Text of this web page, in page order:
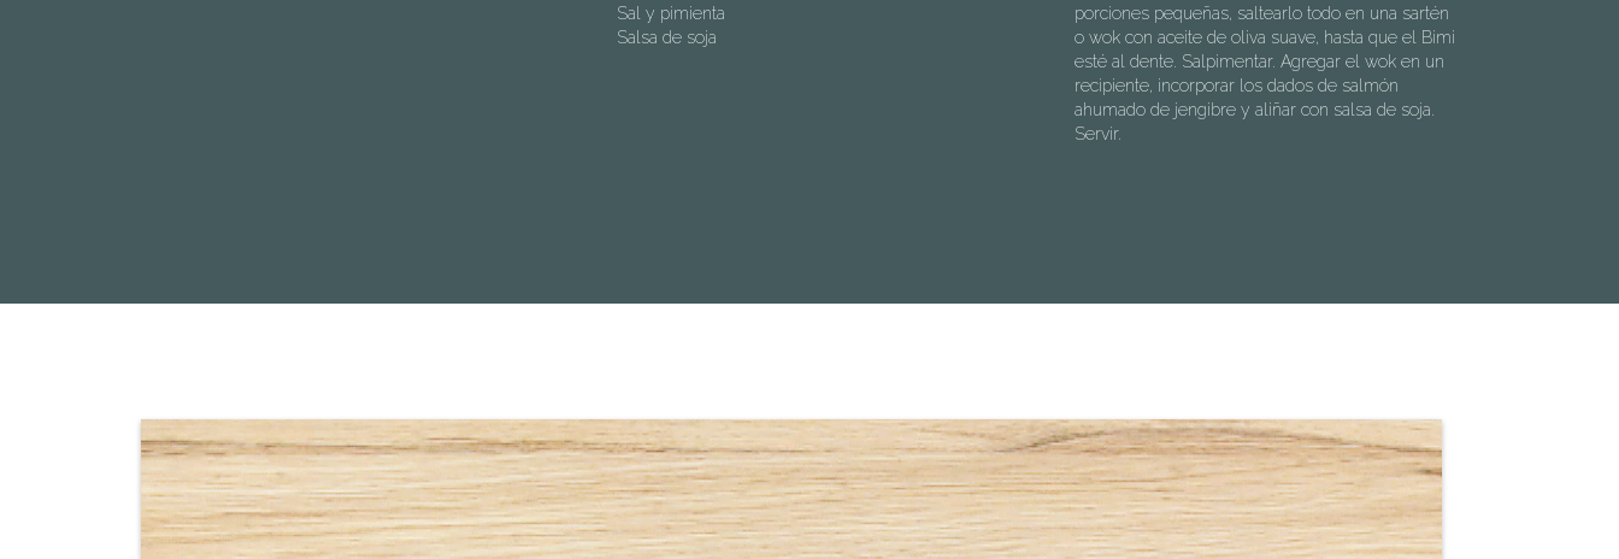
Sal y pimienta
Salsa de soja
porciones pequeñas, saltearlo todo en una sartén
o wok con aceite de oliva suave, hasta que el Bimi
esté al dente. Salpimentar. Agregar el wok en un
recipiente, incorporar los dados de salmón
ahumado de jengibre y aliñar con salsa de soja.
Servir.